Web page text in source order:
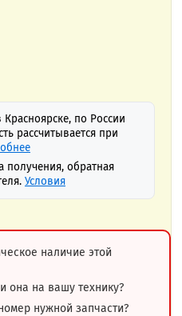
по России
рассчитывается при
получения, обратная
Условия
наличие этой
она на вашу технику?
нужной запчасти?